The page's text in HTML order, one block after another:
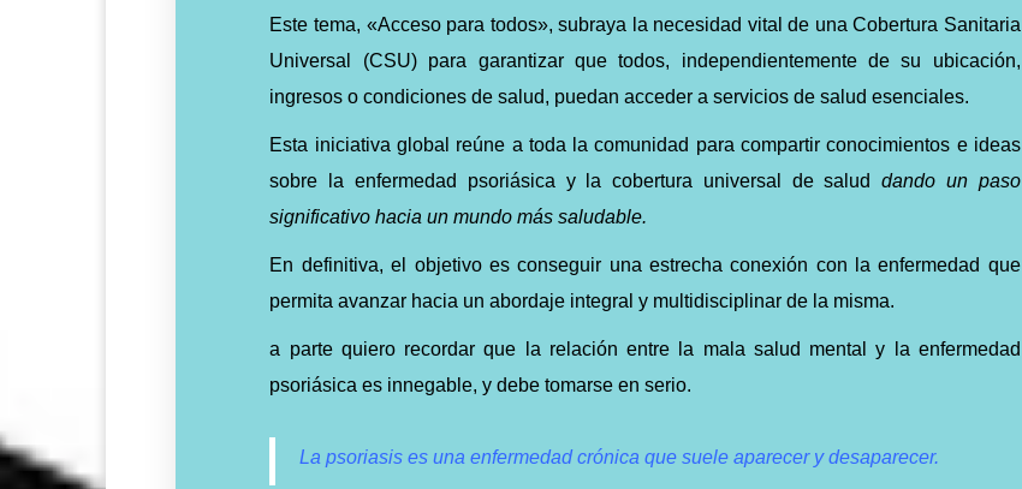
Este tema, «Acceso para todos», subraya la necesidad vital de una Cobertura Sanitaria
Universal (CSU) para garantizar que todos, independientemente de su ubicación,
ingresos o condiciones de salud, puedan acceder a servicios de salud esenciales.
Esta iniciativa global reúne a toda la comunidad para compartir conocimientos e ideas
sobre la enfermedad psoriásica y la cobertura universal de saluddando un paso
significativo hacia un mundo más saludable.
En definitiva, el objetivo es conseguir una estrecha conexión con la enfermedad que
permita avanzar hacia un abordaje integral y multidisciplinar de la misma.
a parte quiero recordar que la relación entre la mala salud mental y la enfermedad
psoriásica es innegable, y debe tomarse en serio.
La psoriasis es una enfermedad crónica que suele aparecer y desaparecer.